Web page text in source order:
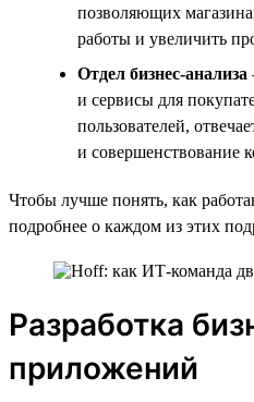
позволяющих
работы и увеличить
Отдел бизнес-анализа
и сервисы для
пользователей,
и совершенствование
Чтобы лучше понять, как
подробнее о каждом из этих
Разработка
приложений